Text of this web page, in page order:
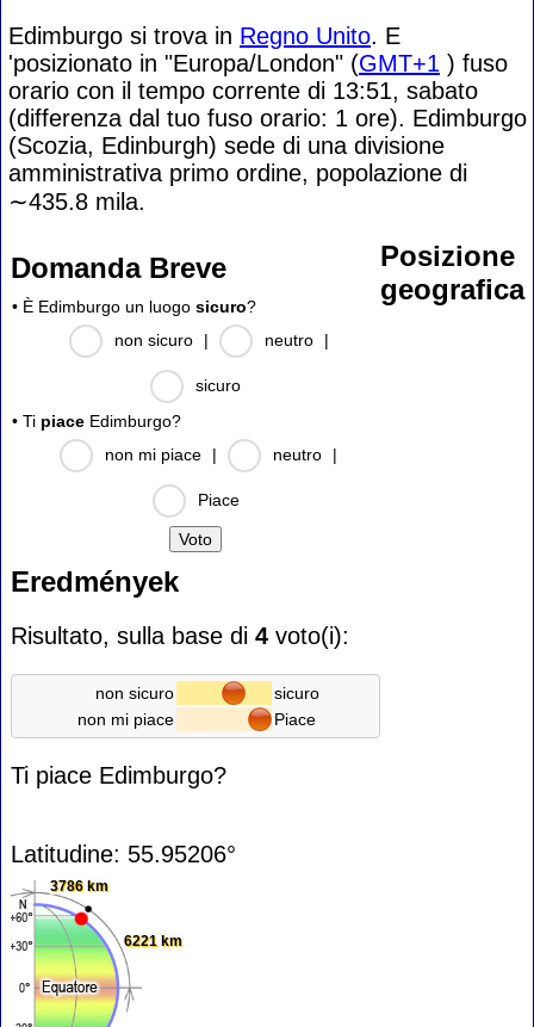
Edimburgo si trova in Regno Unito. E
'posizionato in "Europa/London" (GMT+1 ) fuso
orario con il tempo corrente di 13:51, sabato
(differenza dal tuo fuso orario: 1 ore). Edimburgo
(Scozia, Edinburgh) sede di una divisione
amministrativa primo ordine, popolazione di
∼435.8 mila.
Domanda Breve
• È Edimburgo un luogo sicuro?
non sicuro
| neutro |
sicuro
• Ti piace Edimburgo?
non mi piace
| neutro |
Piace
Eredmények
Risultato, sulla base di 4 voto(i):
non sicuro
sicuro
non mi piace
Piace
Ti piace Edimburgo?
Posizione
geografica
Latitudine: 55.95206°
3786 km
6221 km